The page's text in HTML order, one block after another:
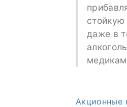
даже в
Акционные